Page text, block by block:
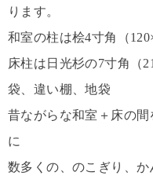
ります。
和室の柱は桧4寸角（
床柱は日光杉の7寸角（
袋、違い棚、地袋
昔ながらな和室＋床の
に
数多くの、のこぎり、か